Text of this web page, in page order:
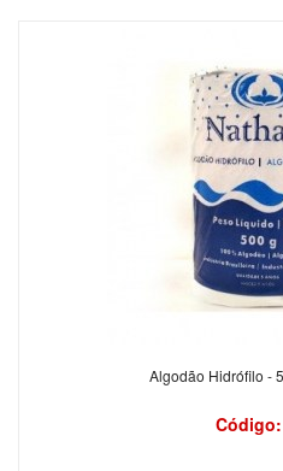
Algodão Hidrófilo -